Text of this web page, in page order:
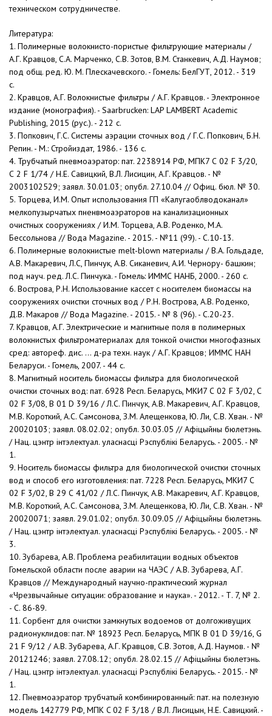
техническом сотрудничестве.
Литература:
1. Полимерные волокнисто-пористые фильтрующие материалы /
А.Г. Кравцов, С.А. Марченко, С.В. Зотов, В.М. Станкевич, А.Д. Наумов;
под общ. ред. Ю. М. Плескачевского. - Гомель: БелГУТ, 2012. - 319
с.
2. Кравцов, А.Г. Волокнистые фильтры / А.Г. Кравцов. - Электронное
издание (монография). - Saarbrucken: LAP LAMBERT Academic
Publishing, 2015 (рус.). - 212 с.
3. Попкович, Г.С. Системы аэрации сточных вод / Г.С. Попкович, Б.Н.
Репин. - М.: Стройиздат, 1986. - 136 с.
4. Трубчатый пневмоаэратор: пат. 2238914 РФ, МПК7 С 02 F 3/20,
С 2 F 1/74 / Н.Е. Савицкий, В.Л. Лисицин, А.Г. Кравцов. - №
2003102529; заявл. 30.01.03; опубл. 27.10.04 // Офиц. бюл. № 30.
5. Торцева, И.М. Опыт использования ГП «Калугаоблводоканал»
мелкопузырчатых пненвмоаэраторов на канализационных
очистных сооружениях / И.М. Торцева, А.В. Роденко, М.А.
Бессольнова // Вода Magazine. - 2015. - №11 (99). - С.10-13.
6. Полимерные волокнистые melt-blown материалы / В.А. Гольдаде,
А.В. Макаревич, Л.С, Пинчук, А.В. Сиканевич, А.И. Чернору- башкин;
под науч. ред. Л.С. Пинчука. - Гомель: ИММС НАНБ, 2000. - 260 с.
6. Вострова, Р.Н. Использование кассет с носителем биомассы на
сооружениях очистки сточных вод / Р.Н. Вострова, А.В. Роденко,
Д.В. Макаров // Вода Magazine. - 2015. - № 8 (96). - С.20-23.
7. Кравцов, А.Г. Электрические и магнитные поля в полимерных
волокнистых фильтроматериалах для тонкой очистки многофазных
сред: автореф. дис. ... д-ра техн. наук / А.Г. Кравцов; ИММС НАН
Беларуси. - Гомель, 2007. - 44 с.
8. Магнитный носитель биомассы фильтра для биологической
очистки сточных вод: пат. 6928 Респ. Беларусь, МКИ7 С 02 F 3/02, С
02 F 3/08, B 01 D 39/16 / Л.С. Пинчук, А.В. Макаревич, А.Г. Кравцов,
М.В. Короткий, А.С. Самсонова, З.М. Алещенкова, Ю. Ли, С.В. Хван. - №
20020103; заявл. 08.02.02; опубл. 30.03.05 // Афiцыйны бюлетэнь.
/ Нац. цэнтр інтэлектуал. уласнасці Рэспублiкi Беларусь. - 2005. - №
1.
9. Носитель биомассы фильтра для биологической очистки сточных
вод и способ его изготовления: пат. 7228 Респ. Беларусь, МКИ7 С
02 F 3/02, В 29 С 41/02 / Л.С. Пинчук, А.В. Макаревич, А.Г. Кравцов,
М.В. Короткий, А.С. Самсонова, З.М. Алещенкова, Ю. Ли, С.В. Хван. - №
20020071; заявл. 29.01.02; опубл. 30.09.05 // Афiцыйны бюлетэнь.
/ Нац. цэнтр інтэлектуал. уласнасці Рэспублiкi Беларусь. - 2005. - №
3.
10. Зубарева, А.В. Проблема реабилитации водных объектов
Гомельской области после аварии на ЧАЭС / А.В. Зубарева, А.Г.
Кравцов // Международный научно-практический журнал
«Чрезвычайные ситуации: образование и наука». - 2012. - Т. 7, № 2.
- С. 86-89.
11. Сорбент для очистки замкнутых водоемов от долгоживущих
радионуклидов: пат. № 18923 Респ. Беларусь, МПК B 01 D 39/16, G
21 F 9/12 / А.В. Зубарева, А.Г. Кравцов, С.В. Зотов, А.Д. Наумов. - №
20121246; заявл. 27.08.12; опубл. 28.02.15 // Афiцыйны бюлетэнь.
/ Нац. цэнтр інтэлектуал. уласнасці Рэспублiкi Беларусь. - 2015. - №
1.
12. Пневмоаэратор трубчатый комбинированный: пат. на полезную
модель 142779 РФ, МПК C 02 F 3/18 / В.Л. Лисицын, Н.Е. Савицкий. -